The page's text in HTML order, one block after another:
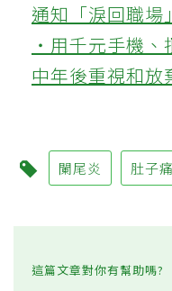
通知「淚回職場
‧用千元手機、
中年後重視和放
闌尾炎 肚子痛
這篇文章對你有幫助嗎?